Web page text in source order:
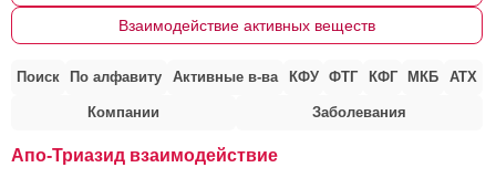
Взаимодействие активных веществ
Поиск По алфавиту Активные в-ва КФУ ФТГ КФГ МКБ АТХ
Компании Заболевания
Апо-Триазид взаимодействие